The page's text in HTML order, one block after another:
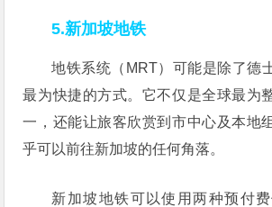
5.新加坡地铁
地铁系统（MRT）可能是除了德
最为快捷的方式。它不仅是全球最为
一，还能让旅客欣赏到市中心及本地
乎可以前往新加坡的任何角落。
新加坡地铁可以使用两种预付